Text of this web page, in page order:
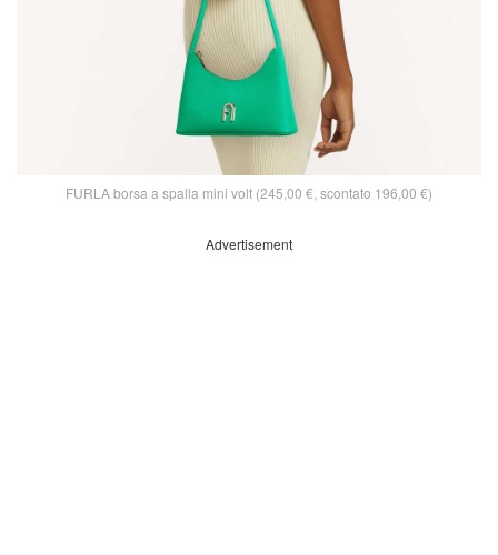
FURLA borsa a spalla mini volt (245,00 €, scontato 196,00 €)
Advertisement